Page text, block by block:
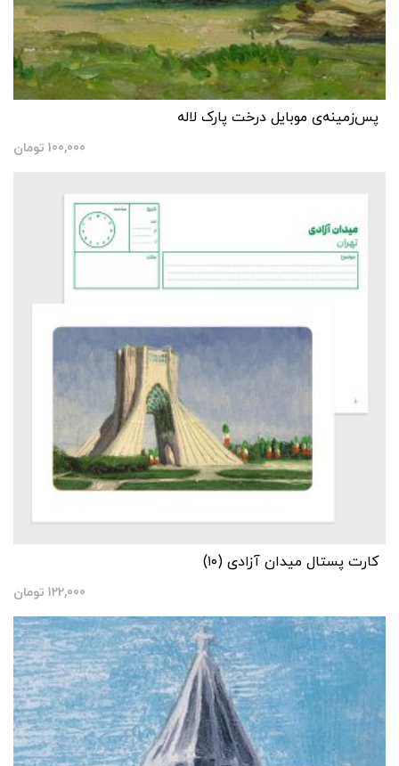
پس‌زمینه‌ی موبایل درخت پارک لاله
100,000 تومان
کارت پستال میدان آزادی (۱۰)
122,000 تومان